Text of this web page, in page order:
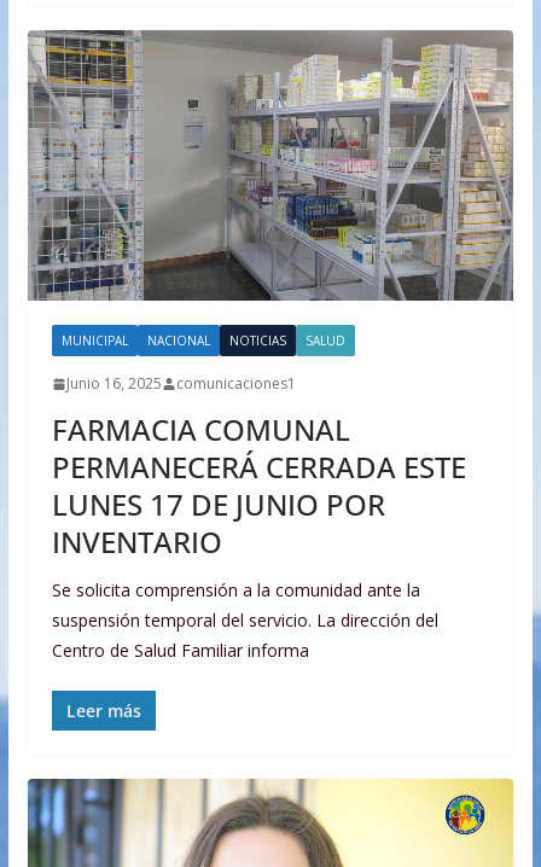
MUNICIPAL NACIONAL NOTICIAS SALUD
Junio 16, 2025 comunicaciones1
FARMACIA COMUNAL
PERMANECERÁ CERRADA ESTE
LUNES 17 DE JUNIO POR
INVENTARIO
Se solicita comprensión a la comunidad ante la
suspensión temporal del servicio. La dirección del
Centro de Salud Familiar informa
Leer más